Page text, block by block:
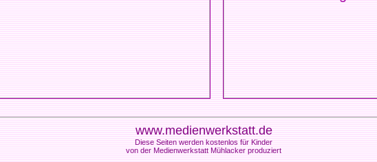
www.medienwerkstatt.de
Diese Seiten werden kostenlos für Kinder
von der Medienwerkstatt Mühlacker produziert